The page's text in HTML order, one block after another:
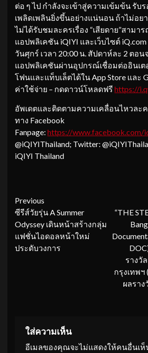
ต่อ ๆ ไป กำลังจะเข้าสู่ความเข้มข้น รับ
เพลิดเพลินยิ่งขึ้นอย่างแน่นอน ถ้าไม่อยา
ไม่ได้รับชมละครเรื่อง “เสียดาย”สามา
แอปพลิเคชัน iQIYI และเว็บไซต์
วันศุกร์ เวลา 20:00 น. สัปดาห์ละ 2 ตอ
แอปพลิเคชันผ่านอุปกรณ์เชื่อมต่ออินเต
โฟนและแท็บเล็ตได้ใน App Store และ
ค่าใช้จ่าย – กดดาวน์โหลดฟรี https://
อัพเดตและติดตามความเคลื่อนไหวละค
ทาง Facebook
Fanpage: https://www.facebook.com/
@iQIYIThailand; Twitter:
iQIYI Thailand
Continue
Reading
Previous
ซีรีส์วัยรุ่น A Summer
Odyssey เดินหน้าสร้างกลุ่ม
แฟชั่นไอดอลหน้าใหม่
ประดับวงการ
“THE
รางวั
กรุงเทพฯ
ผลราง
ใส่ความเห็น
อีเมลของคุณจะไม่แสดงให้คนอื่นเห็